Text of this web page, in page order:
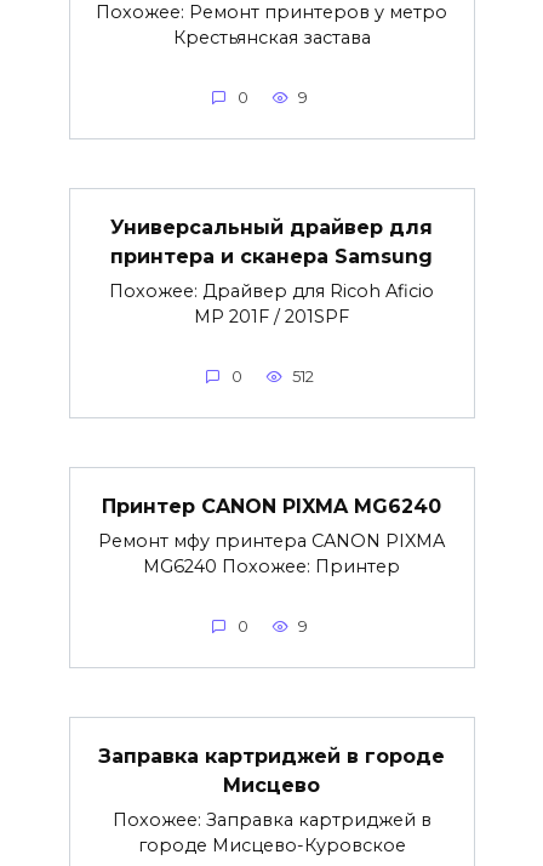
Похожее: Ремонт принтеров у метро
Крестьянская застава
0 9
Универсальный драйвер для
принтера и сканера Samsung
Похожее: Драйвер для Ricoh Aficio
MP 201F / 201SPF
0 512
Принтер CANON PIXMA MG6240
Ремонт мфу принтера CANON PIXMA
MG6240 Похожее: Принтер
0 9
Заправка картриджей в городе
Мисцево
Похожее: Заправка картриджей в
городе Мисцево-Куровское